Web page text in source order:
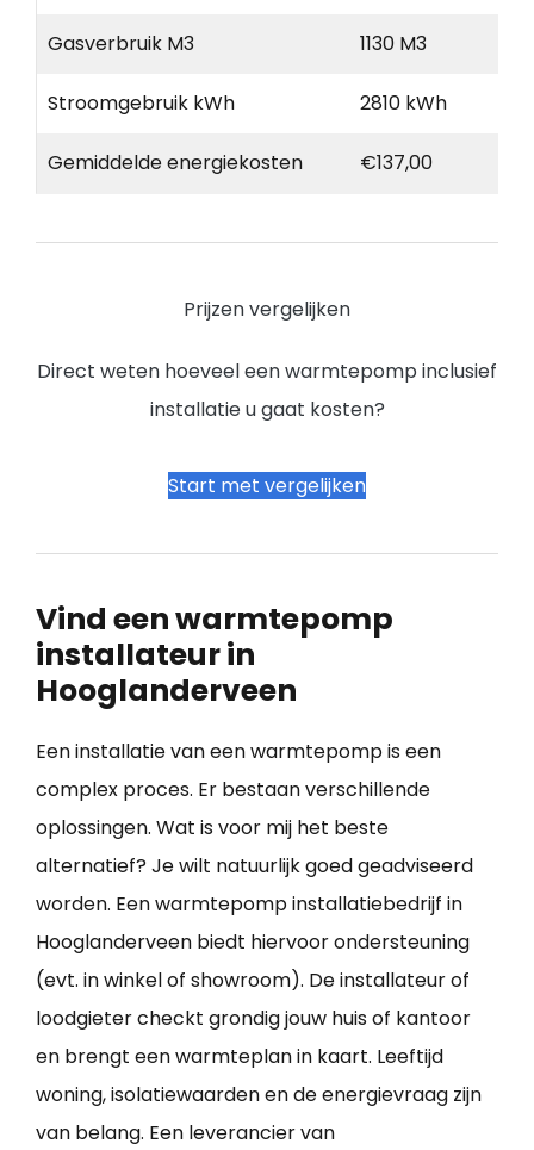
Gasverbruik M3 1130 M3
Stroomgebruik kWh 2810 kWh
Gemiddelde energiekosten €137,00
Prijzen vergelijken
Direct weten hoeveel een warmtepomp inclusief
installatie u gaat kosten?
Start met vergelijken
Vind een warmtepomp
installateur in
Hooglanderveen
Een installatie van een warmtepomp is een
complex proces. Er bestaan verschillende
oplossingen. Wat is voor mij het beste
alternatief? Je wilt natuurlijk goed geadviseerd
worden. Een warmtepomp installatiebedrijf in
Hooglanderveen biedt hiervoor ondersteuning
(evt. in winkel of showroom). De installateur of
loodgieter checkt grondig jouw huis of kantoor
en brengt een warmteplan in kaart. Leeftijd
woning, isolatiewaarden en de energievraag zijn
van belang. Een leverancier van